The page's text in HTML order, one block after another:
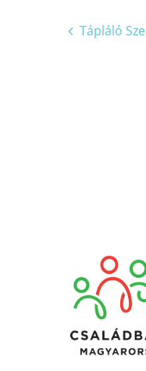
Bejegyzés
Tápláló